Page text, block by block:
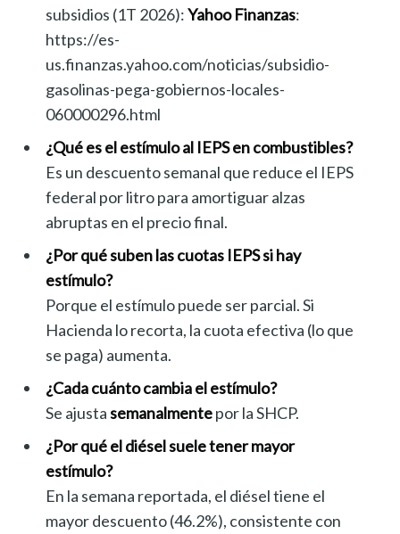
subsidios (1T 2026):Yahoo Finanzas:
https://es-
us.finanzas.yahoo.com/noticias/subsidio-
gasolinas-pega-gobiernos-locales-
060000296.html
¿Qué es el estímulo al IEPS en combustibles?
Es un descuento semanal que reduce el IEPS
federal por litro para amortiguar alzas
abruptas en el precio final.
¿Por qué suben las cuotas IEPS si hay
estímulo?
Porque el estímulo puede ser parcial. Si
Hacienda lo recorta, la cuota efectiva (lo que
se paga) aumenta.
¿Cada cuánto cambia el estímulo?
Se ajustasemanalmentepor la SHCP.
¿Por qué el diésel suele tener mayor
estímulo?
En la semana reportada, el diésel tiene el
mayor descuento (46.2%), consistente con